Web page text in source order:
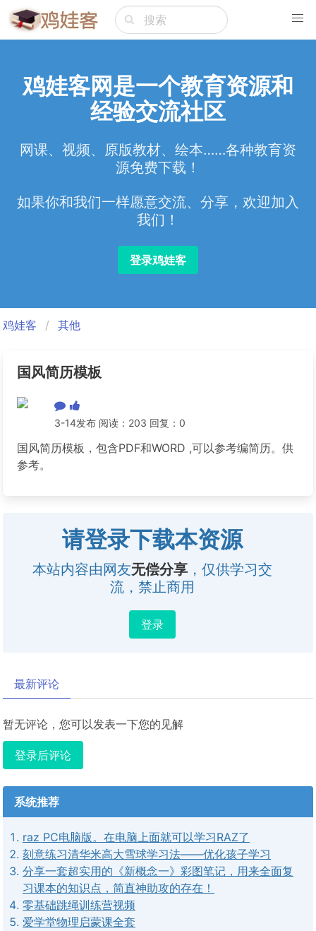
鸡娃客网是一个教育资源和
经验交流社区
网课、视频、原版教材、绘本……各种教育资
源免费下载！
如果你和我们一样愿意交流、分享，欢迎加入
我们！
登录鸡娃客
鸡娃客 其他
国风简历模板
3-14发布 阅读：203 回复：0
国风简历模板，包含PDF和WORD ,可以参考编简历。供
参考。
请登录下载本资源
本站内容由网友无偿分享 ，仅供学习交
流，禁止商用
登录
最新评论
暂无评论，您可以发表一下您的见解
登录后评论
系统推荐
raz PC电脑版。在电脑上面就可以学习RAZ了
刻意练习清华米高大雪球学习法——优化孩子学习
分享一套超实用的《新概念一》彩图笔记，用来全面复
习课本的知识点，简直神助攻的存在！
零基础跳绳训练营视频
爱学堂物理启蒙课全套